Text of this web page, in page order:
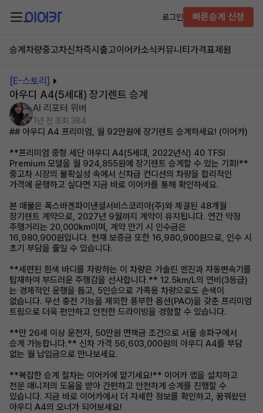
로그인 빠른승계 신청
승계차량중고차신차즉시출고이어카소식커뮤니티 가격표제원
[E-스토리]
아우디 A4(5세대) 장기렌트 승계
AI 리포터 위버
1년 전 조회 384
## 아우디 A4 프리미엄, 월 92만원에 장기렌트 승계하세요! (이어카)
**프리미엄 중형 세단 아우디 A4(5세대, 2022년식) 40 TFSI
Premium 모델을 월 924,855원에 장기렌트 승계할 수 있는 기회!**
중고차 시장의 불확실성 속에서 신차급 컨디션의 차량을 합리적인
가격에 운행하고 싶다면 지금 바로 이어카를 통해 확인하세요.
본 매물은 폭스바겐파이낸셜서비스코리아(주)와 체결된 48개월
장기렌트 계약으로, 2027년 9월까지 계약이 유지됩니다. 연간 약정
주행거리는 20,000km이며, 계약 만기 시 인수금은
16,980,900원입니다. 현재 보증금 또한 16,980,900원으로, 인수 시
초기 부담을 줄일 수 있습니다.
**세련된 흰색 바디를 자랑하는 이 차량은 가솔린 엔진과 자동변속기를
탑재하여 부드러운 주행감을 선사합니다.** 12.5km/L의 연비(3등급)
는 경제적인 운행을 돕고, 5인승으로 가족용 차량으로도 손색이
없습니다. 무선 충전 기능을 제외한 풍부한 옵션(PAO)을 갖춘 프리미엄
트림으로 더욱 편안하고 안전한 드라이빙을 경험할 수 있습니다.
**만 26세 이상 운전자, 50만원 면책금 조건으로 서울 송파구에서
승계 가능합니다.** 신차 가격 56,603,000원의 아우디 A4를 부담
없는 월 납입금으로 만나보세요.
**복잡한 승계 절차는 이어카에 맡기세요!** 이어카 앱을 설치하고
전문 매니저의 도움을 받아 간편하고 안전하게 승계를 진행할 수
있습니다. 지금 바로 이어카에서 더 자세한 정보를 확인하고, 꿈꿔왔던
아우디 A4의 오너가 되어보세요!